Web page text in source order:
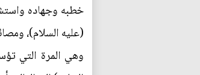
خطبه وجهاده
(عليه السلام)،
وهي المرة التي